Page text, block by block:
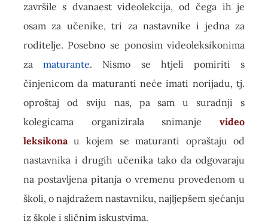
završile s dvanaest videolekcija, od čega ih je
osam za učenike, tri za nastavnike i jedna za
roditelje. Posebno se ponosim videoleksikonima
zamaturante. Nismo se htjeli pomiriti s
činjenicom da maturanti neće imati norijadu, tj.
oproštaj od sviju nas, pa sam u suradnji s
kolegicama organizirala snimanjevideo
leksikonau kojem se maturanti opraštaju od
nastavnika i drugih učenika tako da odgovaraju
na postavljena pitanja o vremenu provedenom u
školi, o najdražem nastavniku, najljepšem sjećanju
iz škole i sličnim iskustvima.